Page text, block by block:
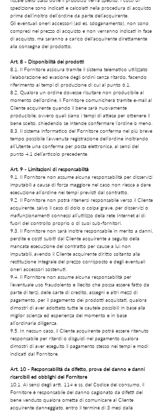
spedizione sono indicati e calcolati nella procedura di acquisto
prima dell’inoltro dell’ordine da parte dell’acquirente.
Gli eventuali oneri accessori (ad es. sdoganamento), non sono
compresi nel prezzo di acquisto e non verranno indicati in fase
di acquisto, ma saranno a carico dell'acquirente direttamente
alla consegna del prodotto.
Art. 8 - Disponibilità dei prodotti
8.1. Il Fornitore assicura tramite il sistema telematico utilizzato
l’elaborazione ed evasione degli ordini senza ritardo, facendo
riferimento ai tempi di produzione di cui al punto 6.1.
8.2. Qualora un ordine dovesse risultare non producibile al
momento dell’ordine, il Fornitore comunicherà tramite e-mail al
Cliente acquirente quando il bene sarà nuovamente
producibile, ovvero quali siano i tempi di attesa per ottenere il
bene scelto, chiedendo se intende confermare l’ordine o meno.
8.3. Il sistema informatico del Fornitore conferma nel più breve
tempo possibile l’avvenuta registrazione dell’ordine inoltrando
all’Utente una conferma per posta elettronica, ai sensi del
punto 4.1 dell’articolo precedente.
Art. 9 - Limitazioni di responsabilità
9.1. Il Fornitore non assume alcuna responsabilità per disservizi
imputabili a causa di forza maggiore nel caso non riesca a dare
esecuzione all’ordine nei tempi previsti dal contratto.
9.2. Il Fornitore non potrà ritenersi responsabile verso il Cliente
acquirente, salvo il caso di dolo o colpa grave, per disservizi o
malfunzionamenti connessi all’utilizzo della rete Internet al di
fuori del controllo proprio o di suoi sub-fornitori.
9.3. Il Fornitore non sarà inoltre responsabile in merito a danni,
perdite e costi subiti dal Cliente acquirente a seguito della
mancata esecuzione del contratto per cause a lui non
imputabili, avendo il Cliente acquirente diritto soltanto alla
restituzione integrale del prezzo corrisposto e degli eventuali
oneri accessori sostenuti.
9.4. Il Fornitore non assume alcuna responsabilità per
l’eventuale uso fraudolento e illecito che possa essere fatto da
parte di terzi, delle carte di credito, assegni e altri mezzi di
pagamento, per il pagamento dei prodotti acquistati, qualora
dimostri di aver adottato tutte le cautele possibili in base alla
miglior scienza ed esperienza del momento e in base
all’ordinaria diligenza.
9.5. In nessun caso, il Cliente acquirente potrà essere ritenuto
responsabile per ritardi o disguidi nel pagamento qualora
dimostri di aver eseguito il pagamento stesso nei tempi e modi
indicati dal Fornitore.
Art. 10 - Responsabilità da difetto, prova del danno e danni
risarcibili ed obblighi del Fornitore
10.1. Ai sensi degli artt. 114 e ss. del Codice del consumo, il
Fornitore è responsabile del danno cagionato da difetti del
bene venduto qualora ometta di comunicare al Cliente
acquirente danneggiato, entro il termine di 3 mesi dalla